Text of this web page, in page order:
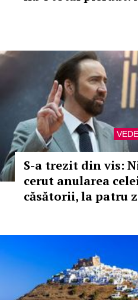
S-a trezit din vis:
cerut anularea
căsătorii, la patru